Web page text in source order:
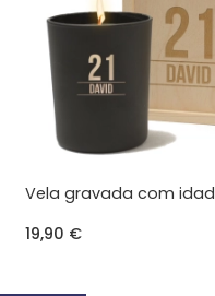
Vela gravada com
19,90 €